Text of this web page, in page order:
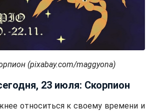
(pixabay.com/maggyona)
23 июля: Скорпион
относиться к своему времени и